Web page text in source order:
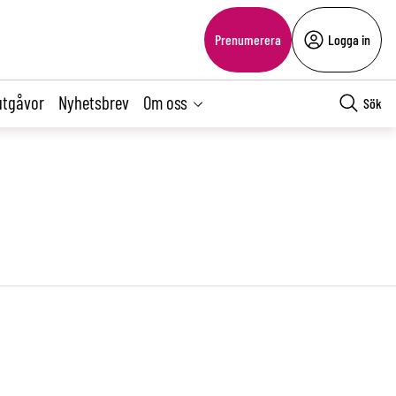
Prenumerera Logga in
Nyhetsbrev Om oss Sök